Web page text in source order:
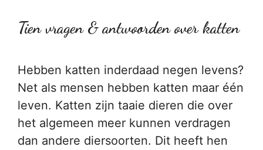
Tien vragen & antwoorden over katten
Hebben katten inderdaad negen levens?
Net als mensen hebben katten maar één
leven. Katten zijn taaie dieren die over
het algemeen meer kunnen verdragen
dan andere diersoorten. Dit heeft hen